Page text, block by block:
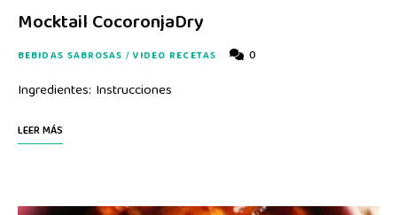
Mocktail CocoronjaDry
BEBIDAS SABROSAS /VIDEO RECETAS 0
Ingredientes: Instrucciones
LEER MÁS